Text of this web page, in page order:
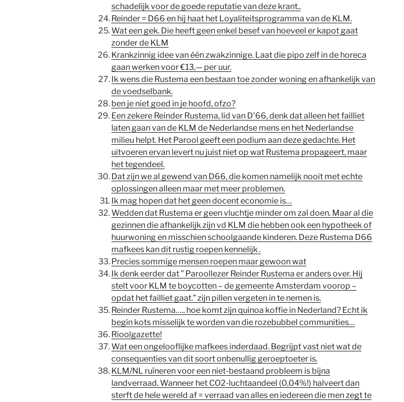
schadelijk voor de goede reputatie van deze krant..
Reinder = D66 en hij haat het Loyaliteitsprogramma van de KLM.
Wat een gek. Die heeft geen enkel besef van hoeveel er kapot gaat
zonder de KLM
Krankzinnig idee van één zwakzinnige. Laat die pipo zelf in de horeca
gaan werken voor €13,— per uur.
Ik wens die Rustema een bestaan toe zonder woning en afhankelijk van
de voedselbank.
ben je niet goed in je hoofd, ofzo?
Een zekere Reinder Rustema, lid van D’66, denk dat alleen het failliet
laten gaan van de KLM de Nederlandse mens en het Nederlandse
milieu helpt. Het Parool geeft een podium aan deze gedachte. Het
uitvoeren ervan levert nu juist niet op wat Rustema propageert, maar
het tegendeel.
Dat zijn we al gewend van D66, die komen namelijk nooit met echte
oplossingen alleen maar met meer problemen.
Ik mag hopen dat het geen docent economie is…
Wedden dat Rustema er geen vluchtje minder om zal doen. Maar al die
gezinnen die afhankelijk zijn vd KLM die hebben ook een hypotheek of
huurwoning en misschien schoolgaande kinderen. Deze Rustema D66
mafkees kan dit rustig roepen kennelijk .
Precies sommige mensen roepen maar gewoon wat
Ik denk eerder dat ” Paroollezer Reinder Rustema er anders over. Hij
stelt voor KLM te boycotten – de gemeente Amsterdam voorop –
opdat het failliet gaat.” zijn pillen vergeten in te nemen is.
Reinder Rustema….. hoe komt zijn quinoa koffie in Nederland? Echt ik
begin kots misselijk te worden van die rozebubbel communities…
Rioolgazette!
Wat een ongelooflijke mafkees inderdaad. Begrijpt vast niet wat de
consequenties van dit soort onbenullig geroeptoeter is.
KLM/NL ruïneren voor een niet-bestaand probleem is bijna
landverraad. Wanneer het CO2-luchtaandeel (0,04%!) halveert dan
sterft de hele wereld af = verraad van alles en iedereen die men zegt te